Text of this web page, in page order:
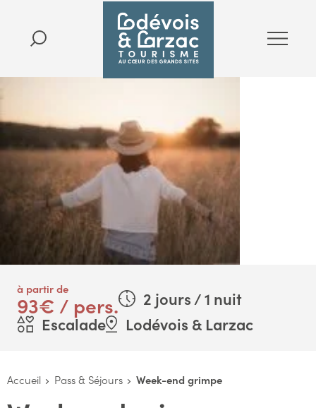
à partir de
93€ / pers.
2 jours / 1 nuit
Escalade
Lodévois & Larzac
Accueil Pass & Séjours Week-end grimpe